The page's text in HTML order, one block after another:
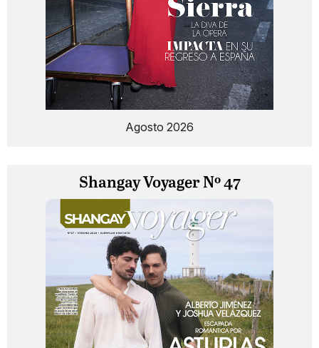
Agosto 2026
Shangay Voyager Nº 47